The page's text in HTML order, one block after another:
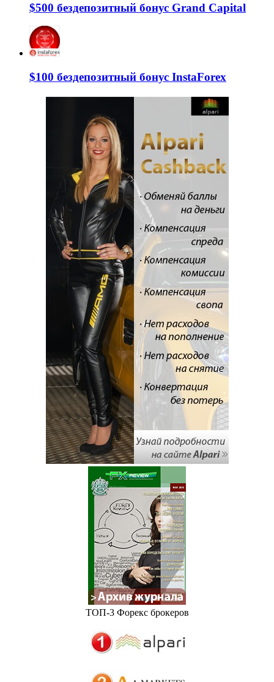
$500 бездепозитный бонус Grand Capital
$100 бездепозитный бонус InstaForex
ТОП-3 Форекс брокеров